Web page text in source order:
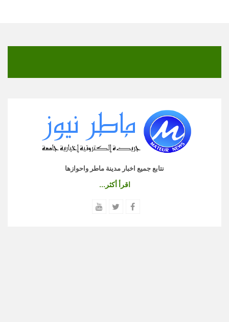
نتابع جميع اخبار مدينة ماطر واحوازها
اقرأ أكثر...